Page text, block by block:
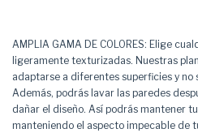
AMPLIA GAMA DE COLORES: Elige
ligeramente texturizadas. Nuestras
adaptarse a diferentes superficies y no
Además, podrás lavar las paredes
dañar el diseño. Así podrás mantener
manteniendo el aspecto impecable de